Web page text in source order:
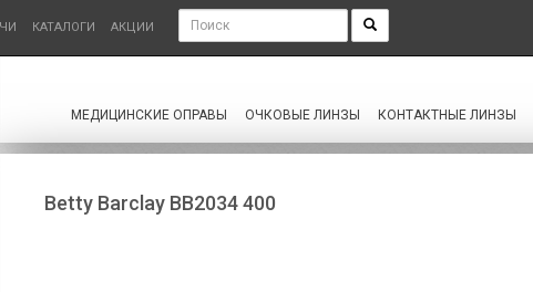
КАТАЛОГИ АКЦИИ
салонов и сетей. Ищете очки или линзы для себя?Купить в розницу на солярис.рф
МЕДИЦИНСКИЕ ОПРАВЫ ОЧКОВЫЕ ЛИНЗЫ КОНТАКТНЫЕ ЛИНЗЫ
Betty Barclay BB2034 400